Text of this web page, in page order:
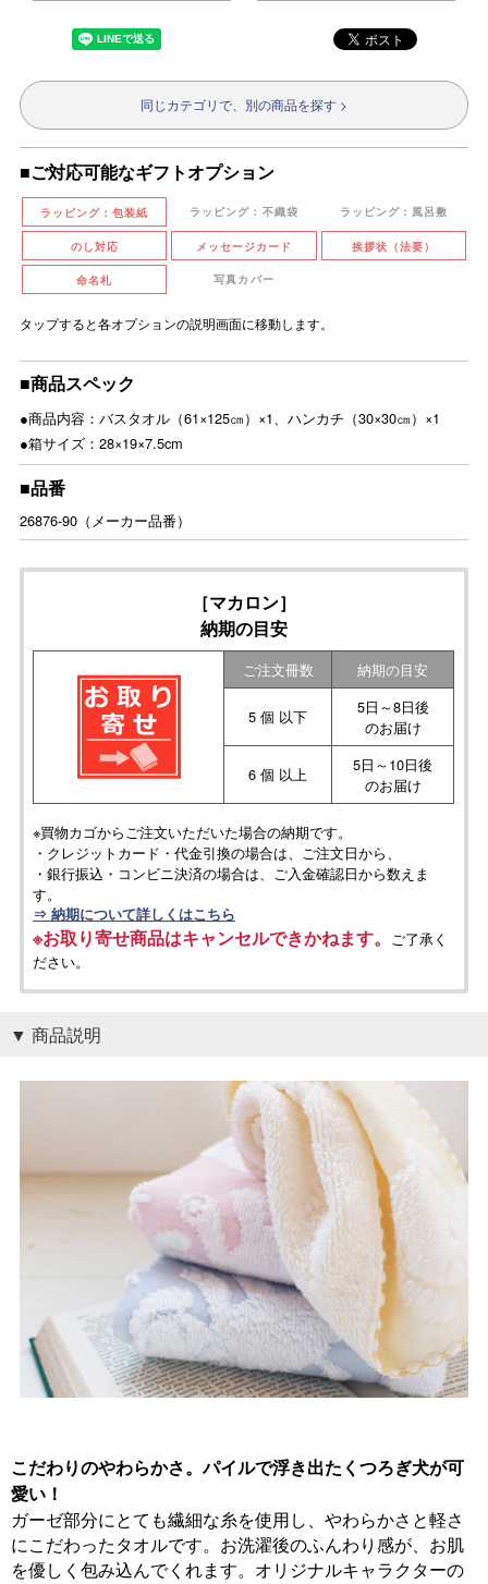
同じカテゴリで、別の商品を探す >
■ご対応可能なギフトオプション
ラッピング：包装紙 ラッピング：不織袋 ラッピング：風呂敷
のし対応 メッセージカード 挨拶状（法要）
命名札 写真カバー
タップすると各オプションの説明画面に移動します。
■商品スペック
●商品内容：バスタオル（61×125㎝）×1、ハンカチ（30×30㎝）×1
●箱サイズ：28×19×7.5cm
■品番
26876-90（メーカー品番）
［マカロン］
納期の目安
ご注文冊数 納期の目安
5 個 以下
5日～8日後
のお届け
6 個 以上
5日～10日後
のお届け
※買物カゴからご注文いただいた場合の納期です。
・クレジットカード・代金引換の場合は、ご注文日から、
・銀行振込・コンビニ決済の場合は、ご入金確認日から数えま
す。
⇒ 納期について詳しくはこちら
※お取り寄せ商品はキャンセルできかねます。
ご了承く
ださい。
商品説明
こだわりのやわらかさ。パイルで浮き出たくつろぎ犬が可
愛い！
ガーゼ部分にとても繊細な糸を使用し、やわらかさと軽さ
にこだわったタオルです。お洗濯後のふんわり感が、お肌
を優しく包み込んでくれます。オリジナルキャラクターの